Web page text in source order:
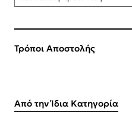
Τρόποι Αποστολής
Από την Ίδια Κατηγορία